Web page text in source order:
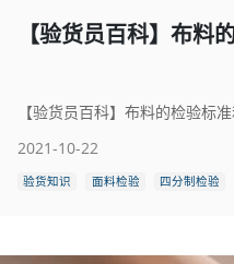
【验货员百科】布料
【验货员百科】布料的检验标
2021-10-22
验货知识 面料检验 四分制检验